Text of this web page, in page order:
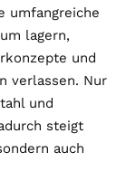
umfangreiche
lagern,
und
verlassen. Nur
und
steigt
auch